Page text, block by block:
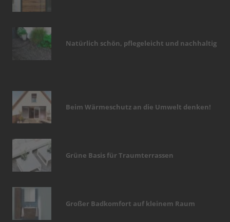
Natürlich schön, pflegeleicht und nachhaltig
Beim Wärmeschutz an die Umwelt denken!
Grüne Basis für Traumterrassen
Großer Badkomfort auf kleinem Raum